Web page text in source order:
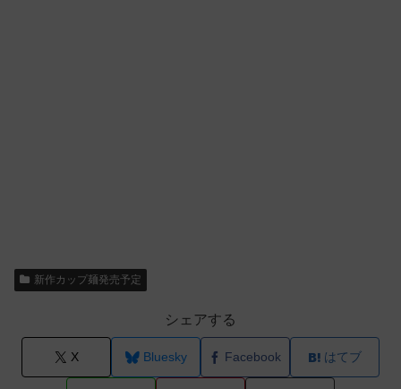
新作カップ麺発売予定
シェアする
X Bluesky Facebook はてブ